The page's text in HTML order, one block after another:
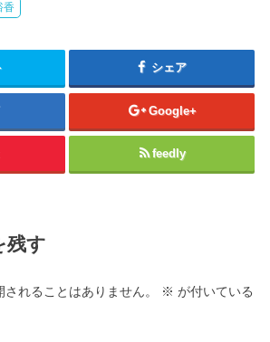
香
シェア
Google+
feedly
残す
れることはありません。 ※ が付いている